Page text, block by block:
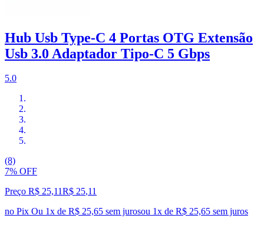
Hub Usb Type-C 4 Portas OTG Extensão
Usb 3.0 Adaptador Tipo-C 5 Gbps
5.0
(8)
7% OFF
Preço R$ 25,11R$ 25,11
no Pix Ou 1x de R$ 25,65 sem jurosou 1x de R$ 25,65 sem juros